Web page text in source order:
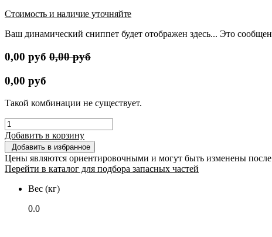
Стоимость и наличие уточняйте
Ваш динамический сниппет будет отображен здесь... Это
0,00 руб 0,00руб
0,00 руб
Такой комбинации не существует.
Добавить в корзину
Добавить в избранное
Цены являются ориентировочными и могут быть изменены после
Перейти в каталог для подбора запасных частей
Вес (кг)
0.0